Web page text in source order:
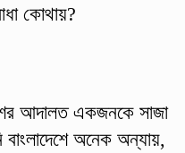
কোথায়?
আদালত একজনকে সাজা
বাংলাদেশে অনেক অন্যায়,